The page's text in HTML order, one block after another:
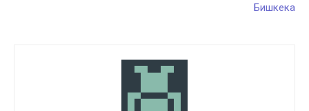
Бишкека